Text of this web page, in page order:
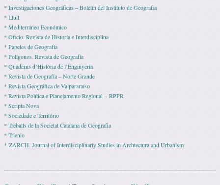
* Investigaciones Geográficas – Boletín del Instituto de Geografia
* Llull
* Mediterráneo Económico
* Ofi­cio. Revista de His­to­ria e Interdisciplina
* Pape­les de Geografía
* Polígonos. Revista de Geografía
* Quaderns d’Història de l’Enginyeria
* Revista de Geografía – Norte Grande
* Revista Geográfica de Valpararaíso
* Revista Polí­tica e Pla­ne­ja­mento Regio­nal – RPPR
* Scripta Nova
* Sociedade e Território
* Treballs de la Societat Catalana de Geografia
* Trienio
* ZARCH. Journal of Interdisciplinariy Studies in Archtectura and Urbanism